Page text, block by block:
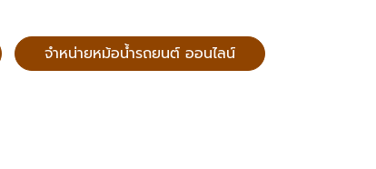
จำหน่ายหม้อน้ำรถยนต์ ออนไลน์